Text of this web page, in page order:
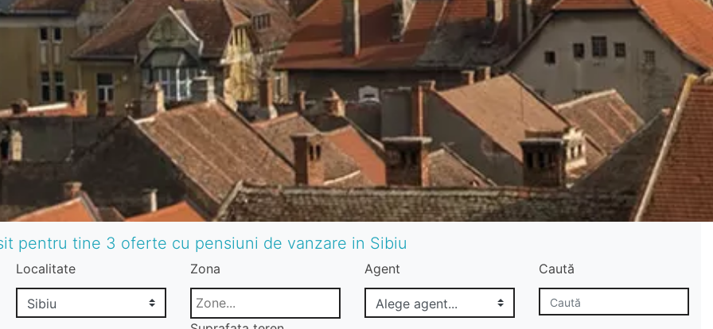
pentru tine 3 oferte cu pensiuni de vanzare in Sibiu
Localitate Zona Agent Caută